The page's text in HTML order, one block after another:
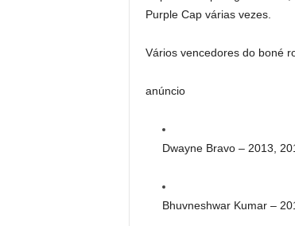
Purple Cap várias vezes.
Vários vencedores do boné
anúncio
Dwayne Bravo – 2013,
Bhuvneshwar Kumar –